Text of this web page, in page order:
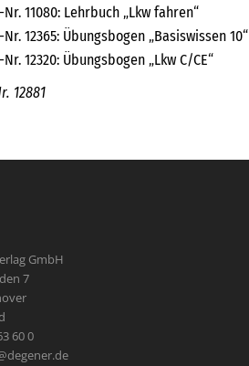
Nr. 11080: Lehrbuch „Lkw fahren“
Nr. 12365: Übungsbogen „Basiswissen 10“
Nr. 12320: Übungsbogen „Lkw C/CE“
12881
GmbH
7
60 0